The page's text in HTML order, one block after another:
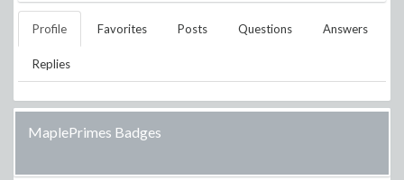
Profile Favorites Posts Questions Answers
Replies
MaplePrimes Badges